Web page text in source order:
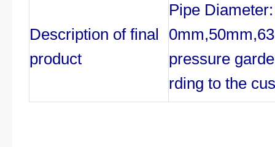
Description of final
product
Pipe
0mm,50mm,63
pressure
rding to the